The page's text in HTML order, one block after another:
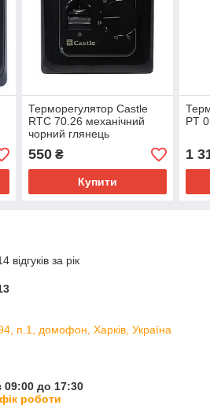
Терморегулятор Castle
RTC 70.26 механічний
чорний глянець
550₴
Купити
PT
1
за рік
п.1, домофон, Харків, Україна
09:00 до 17:30
роботи